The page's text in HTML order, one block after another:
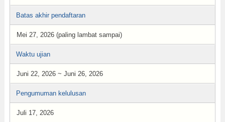
Batas akhir pendaftaran
Mei 27, 2026 (paling lambat sampai)
Waktu ujian
Juni 22, 2026 ~ Juni 26, 2026
Pengumuman kelulusan
Juli 17, 2026